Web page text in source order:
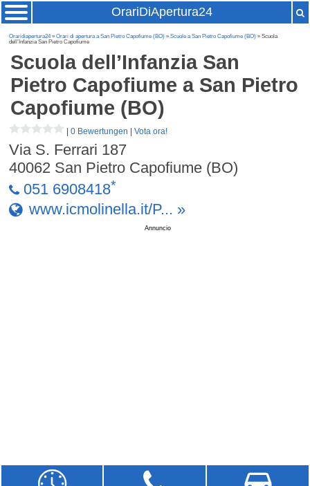
OrariDiApertura24
Oraridiapertura24»Orari di apertura a San Pietro Capofiume (BO) »Scuole a San Pietro Capofiume (BO) » Scuola
dell’Infanzia San Pietro Capofiume
Scuola dell’Infanzia San
Pietro Capofiume a San Pietro
Capofiume (BO)
|0 Bewertungen |Vota ora!
Via S. Ferrari 187
40062 San Pietro Capofiume (BO)
051 6908418*
www.icmolinella.it/P... »
Annuncio